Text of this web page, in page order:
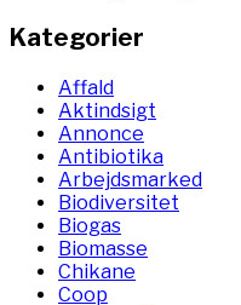
Kategorier
Affald
Aktindsigt
Annonce
Antibiotika
Arbejdsmarked
Biodiversitet
Biogas
Biomasse
Chikane
Coop